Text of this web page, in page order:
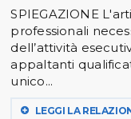
SPIEGAZIONE
professionali
dell’attività
appaltanti
unico...
LEGGI LA